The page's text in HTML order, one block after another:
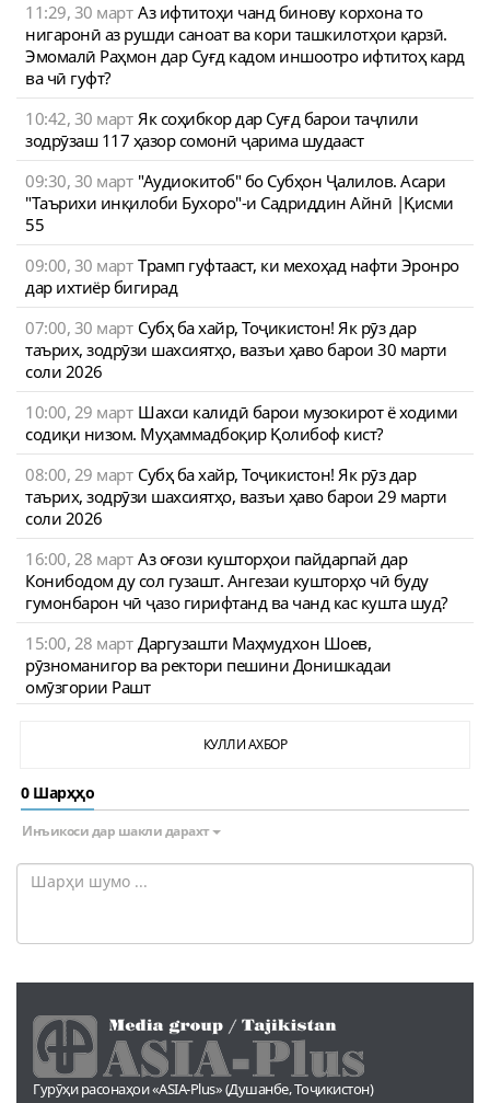
11:29, 30 март Аз ифтитоҳи чанд бинову корхона то
нигаронӣ аз рушди саноат ва кори ташкилотҳои қарзӣ.
Эмомалӣ Раҳмон дар Суғд кадом иншоотро ифтитоҳ кард
ва чӣ гуфт?
10:42, 30 март Як соҳибкор дар Суғд барои таҷлили
зодрӯзаш 117 ҳазор сомонӣ ҷарима шудааст
09:30, 30 март "Аудиокитоб" бо Субҳон Ҷалилов. Асари
"Таърихи инқилоби Бухоро"-и Садриддин Айнӣ |Қисми
55
09:00, 30 март Трамп гуфтааст, ки мехоҳад нафти Эронро
дар ихтиёр бигирад
07:00, 30 март Субҳ ба хайр, Тоҷикистон! Як рӯз дар
таърих, зодрӯзи шахсиятҳо, вазъи ҳаво барои 30 марти
соли 2026
10:00, 29 март Шахси калидӣ барои музокирот ё ходими
содиқи низом. Муҳаммадбоқир Қолибоф кист?
08:00, 29 март Субҳ ба хайр, Тоҷикистон! Як рӯз дар
таърих, зодрӯзи шахсиятҳо, вазъи ҳаво барои 29 марти
соли 2026
16:00, 28 март Аз оғози кушторҳои пайдарпай дар
Конибодом ду сол гузашт. Ангезаи кушторҳо чӣ буду
гумонбарон чӣ ҷазо гирифтанд ва чанд кас кушта шуд?
15:00, 28 март Даргузашти Маҳмудхон Шоев,
рӯзноманигор ва ректори пешини Донишкадаи
омӯзгории Рашт
КУЛЛИ АХБОР
0 Шарҳҳо
Инъикоси дар шакли дарахт
Гурӯҳи расонаҳои «ASIA-Plus» (Душанбе, Тоҷикистон)